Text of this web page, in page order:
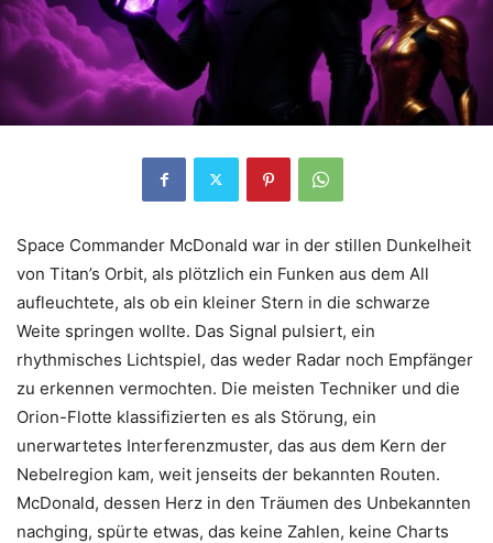
Space Commander McDonald war in der stillen Dunkelheit
von Titan’s Orbit, als plötzlich ein Funken aus dem All
aufleuchtete, als ob ein kleiner Stern in die schwarze
Weite springen wollte. Das Signal pulsiert, ein
rhythmisches Lichtspiel, das weder Radar noch Empfänger
zu erkennen vermochten. Die meisten Techniker und die
Orion-Flotte klassifizierten es als Störung, ein
unerwartetes Interferenzmuster, das aus dem Kern der
Nebelregion kam, weit jenseits der bekannten Routen.
McDonald, dessen Herz in den Träumen des Unbekannten
nachging, spürte etwas, das keine Zahlen, keine Charts